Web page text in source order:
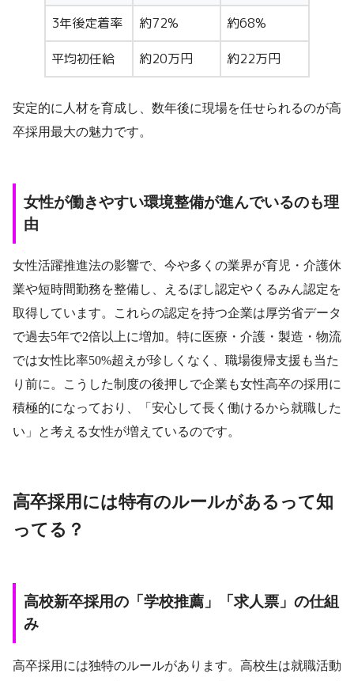
3年後定着率 約72% 約68%
平均初任給 約20万円 約22万円
安定的に人材を育成し、数年後に現場を任せられるのが高
卒採用最大の魅力です。
女性が働きやすい環境整備が進んでいるのも理
由
女性活躍推進法の影響で、今や多くの業界が育児・介護休
業や短時間勤務を整備し、えるぼし認定やくるみん認定を
取得しています。これらの認定を持つ企業は厚労省データ
で過去5年で2倍以上に増加。特に医療・介護・製造・物流
では女性比率50%超えが珍しくなく、職場復帰支援も当た
り前に。こうした制度の後押しで企業も女性高卒の採用に
積極的になっており、「安心して長く働けるから就職した
い」と考える女性が増えているのです。
高卒採用には特有のルールがあるって知
ってる？
高校新卒採用の「学校推薦」「求人票」の仕組
み
高卒採用には独特のルールがあります。高校生は就職活動